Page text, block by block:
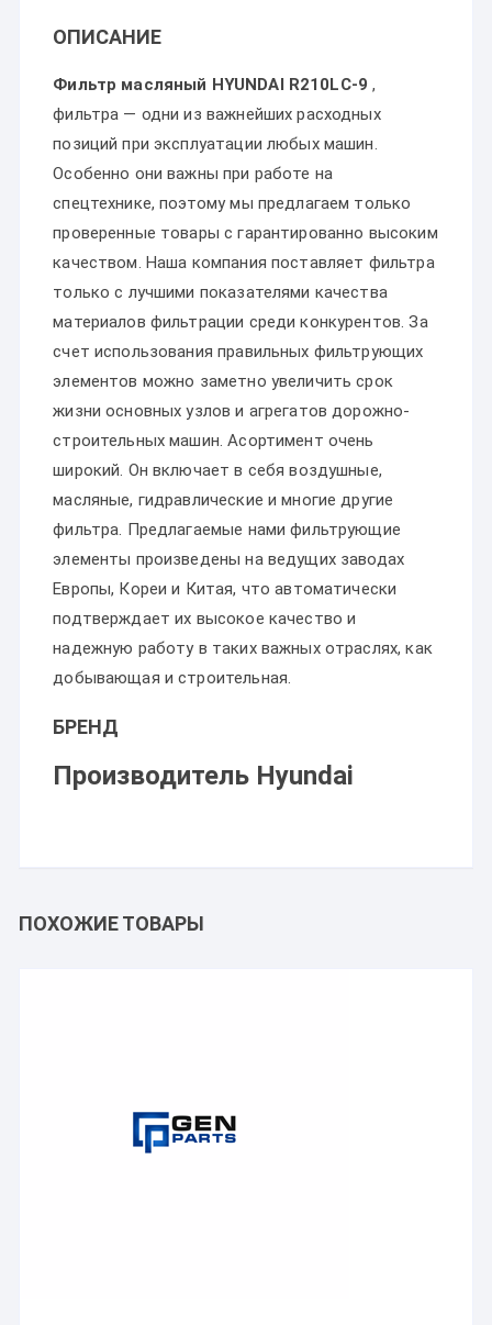
ОПИСАНИЕ
Фильтр масляный HYUNDAI R210LC-9 ,
фильтра — одни из важнейших расходных
позиций при эксплуатации любых машин.
Особенно они важны при работе на
спецтехнике, поэтому мы предлагаем только
проверенные товары с гарантированно высоким
качеством. Наша компания поставляет фильтра
только с лучшими показателями качества
материалов фильтрации среди конкурентов. За
счет использования правильных фильтрующих
элементов можно заметно увеличить срок
жизни основных узлов и агрегатов дорожно-
строительных машин. Асортимент очень
широкий. Он включает в себя воздушные,
масляные, гидравлические и многие другие
фильтра. Предлагаемые нами фильтрующие
элементы произведены на ведущих заводах
Европы, Кореи и Китая, что автоматически
подтверждает их высокое качество и
надежную работу в таких важных отраслях, как
добывающая и строительная.
БРЕНД
Производитель Hyundai
ПОХОЖИЕ ТОВАРЫ